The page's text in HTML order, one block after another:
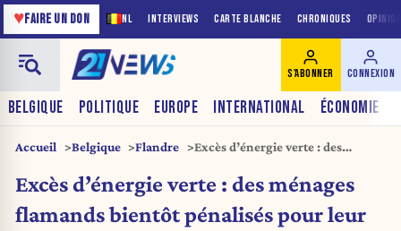
NL INTERVIEWS CARTE BLANCHE CHRONIQUES
♥FAIRE UN DON
BELGIQUE POLITIQUE EUROPE INTERNATIONAL ÉCONOMIE
S'ABONNER CONNEXION
Accueil Belgique Flandre
Excès d’énergie verte : des
pénalisés pour leur production
Excès d’énergie verte : des ménages
flamands bientôt pénalisés pour leur